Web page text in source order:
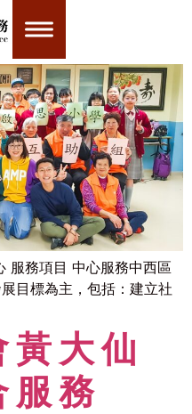
中心
服務項目 中心服務中西區
目標為主，包括：建立社
黃大仙
服務